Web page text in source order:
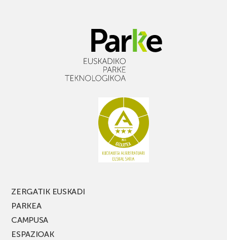
ZERGATIK EUSKADI
PARKEA
CAMPUSA
ESPAZIOAK